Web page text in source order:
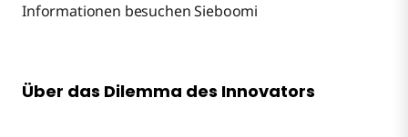
Informationen besuchen Sieboomi
Über das Dilemma des Innovators